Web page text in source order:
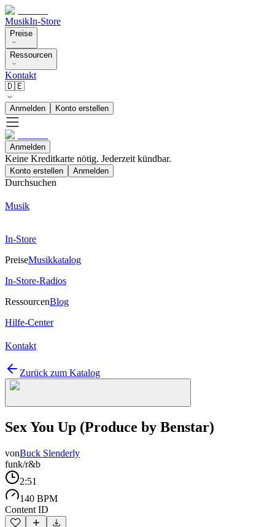
MusikIn-Store
Preise
Ressourcen
Kontakt
🇩🇪
Anmelden Konto erstellen
Anmelden
Keine Kreditkarte nötig. Jederzeit kündbar.
Konto erstellen Anmelden
Durchsuchen
Musik
In-Store
PreiseMusikkatalog
In-Store-Radios
RessourcenBlog
Hilfe-Center
Kontakt
Zurück zum Katalog
Sex You Up (Produce by Benstar)
vonBuck Slenderly
funk/r&b
2:51
140 BPM
Content ID